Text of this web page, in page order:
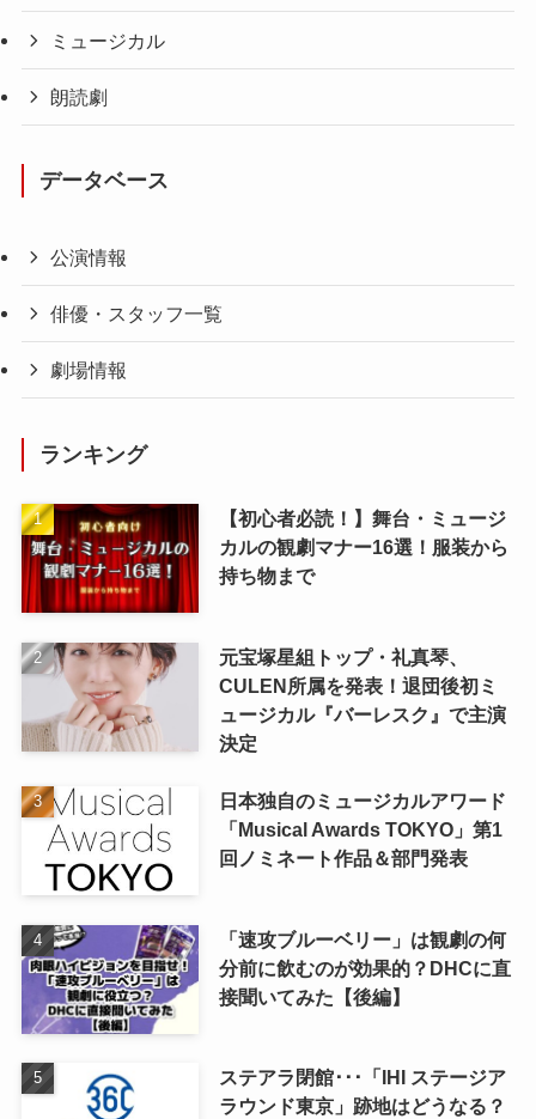
ミュージカル
朗読劇
データベース
公演情報
俳優・スタッフ一覧
劇場情報
ランキング
【初心者必読！】舞台・ミュージ
カルの観劇マナー16選！服装から
持ち物まで
元宝塚星組トップ・礼真琴、
CULEN所属を発表！退団後初ミ
ュージカル『バーレスク』で主演
決定
日本独自のミュージカルアワード
「Musical Awards TOKYO」第1
回ノミネート作品＆部門発表
「速攻ブルーベリー」は観劇の何
分前に飲むのが効果的？DHCに直
接聞いてみた【後編】
ステアラ閉館･･･「IHI ステージア
ラウンド東京」跡地はどうなる？